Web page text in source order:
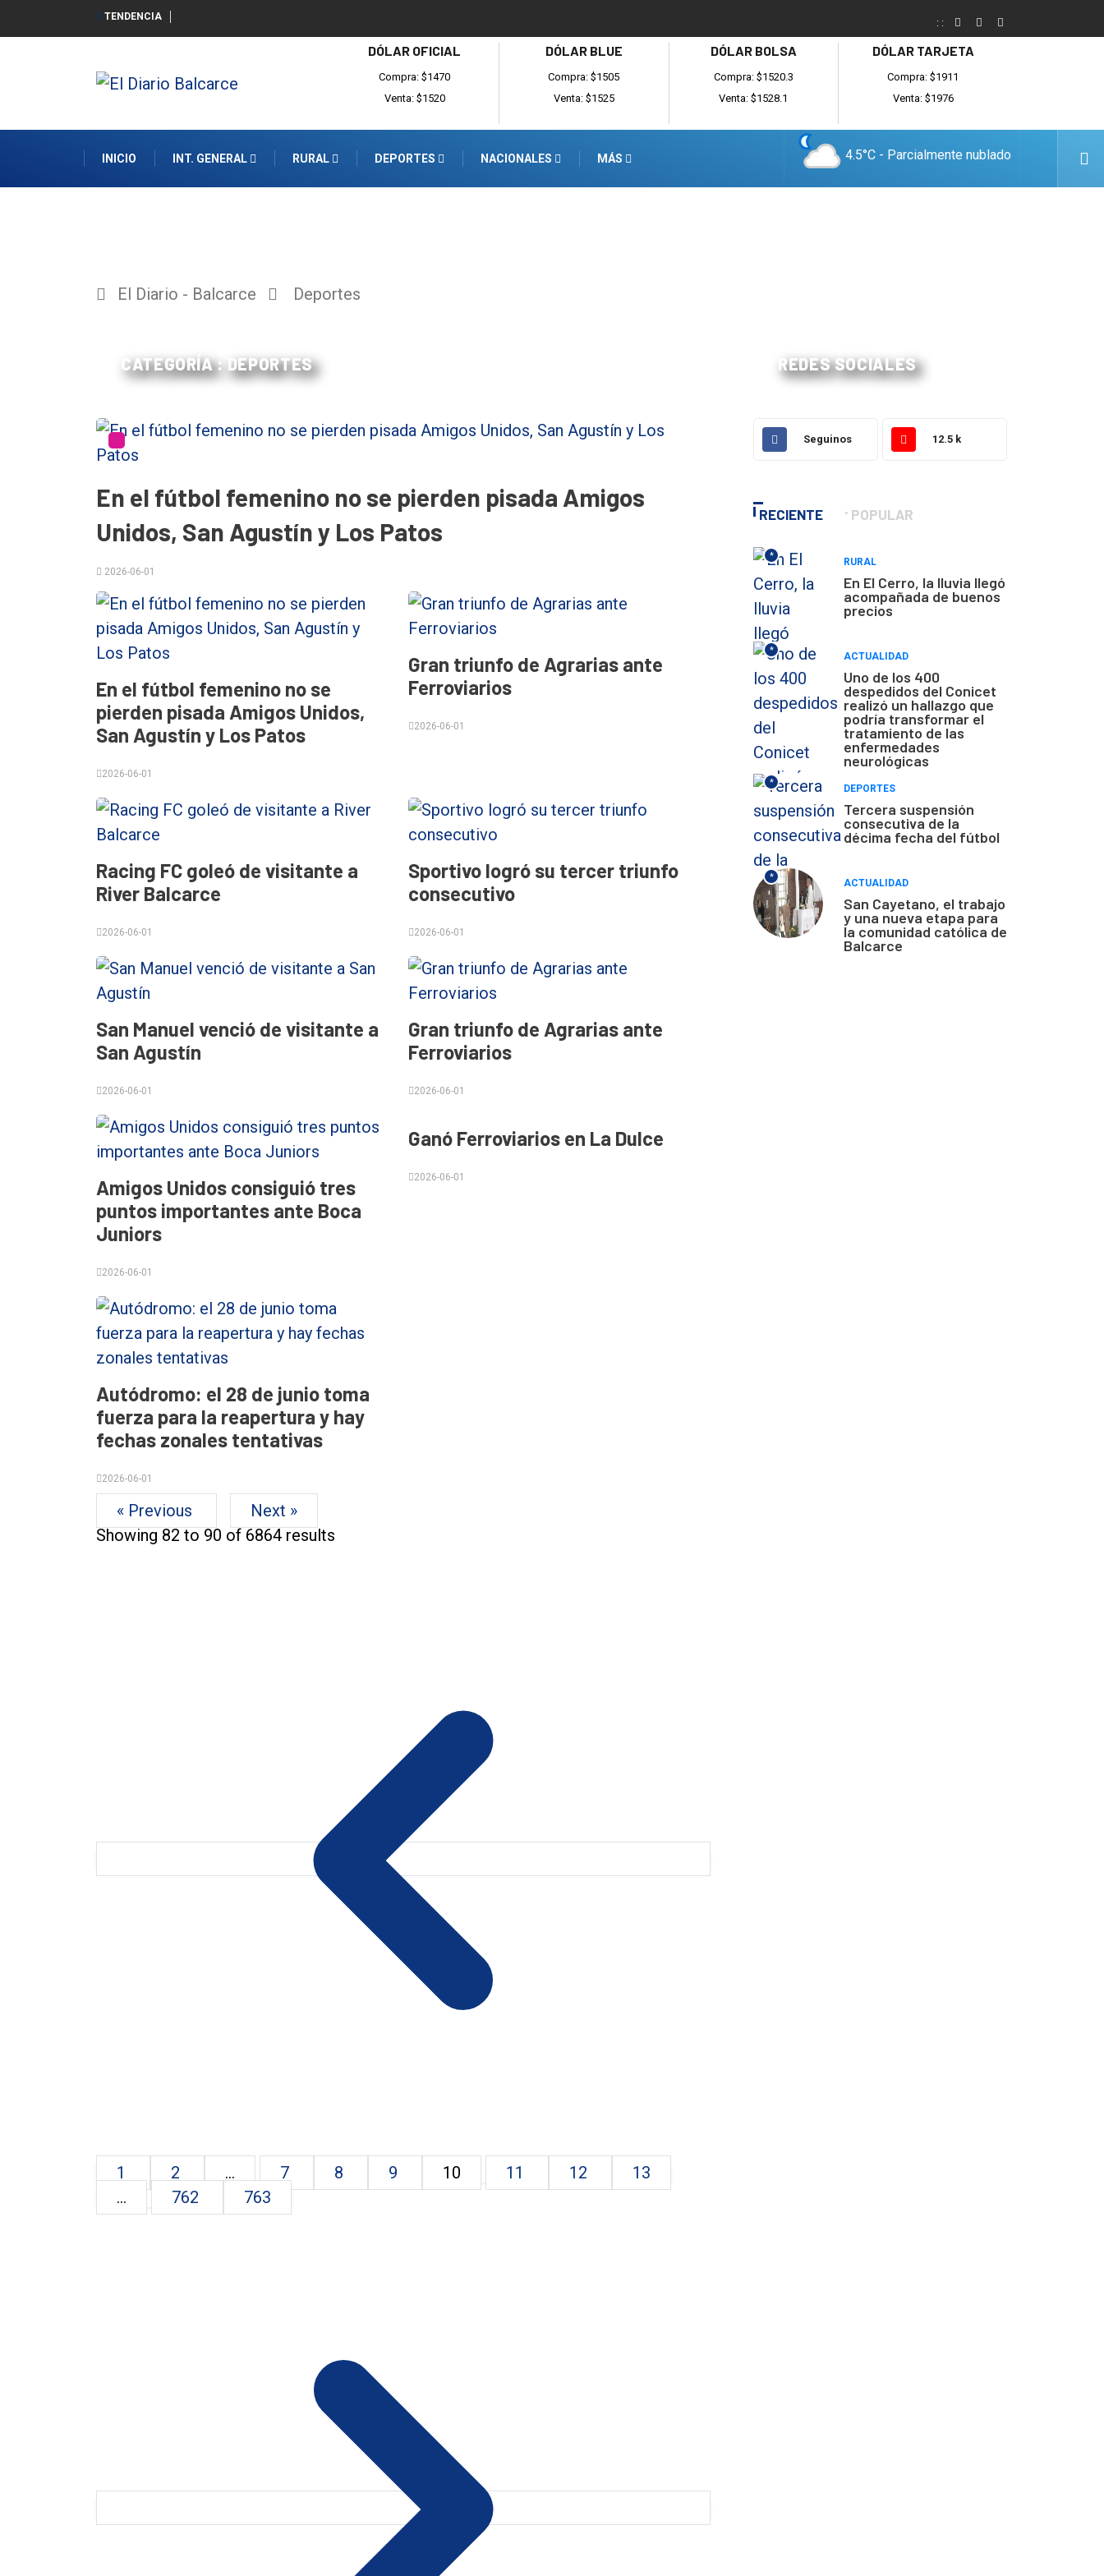
TENDENCIA : :
DÓLAR OFICIAL
Compra: $1470
Venta: $1520
DÓLAR BLUE
Compra: $1505
Venta: $1525
DÓLAR BOLSA
Compra: $1520.3
Venta: $1528.1
DÓLAR TARJETA
Compra: $1911
Venta: $1976
INICIO INT. GENERAL RURAL DEPORTES NACIONALES MÁS 4.5°C - Parcialmente nublado
El Diario - Balcarce Deportes
CATEGORÍA : DEPORTES
En el fútbol femenino no se pierden pisada Amigos
Unidos, San Agustín y Los Patos
2026-06-01
En el fútbol femenino no se
pierden pisada Amigos Unidos,
San Agustín y Los Patos
2026-06-01
Gran triunfo de Agrarias ante
Ferroviarios
2026-06-01
Racing FC goleó de visitante a
River Balcarce
2026-06-01
Sportivo logró su tercer triunfo
consecutivo
2026-06-01
San Manuel venció de visitante a
San Agustín
2026-06-01
Gran triunfo de Agrarias ante
Ferroviarios
2026-06-01
Amigos Unidos consiguió tres
puntos importantes ante Boca
Juniors
2026-06-01
Ganó Ferroviarios en La Dulce
2026-06-01
Autódromo: el 28 de junio toma
fuerza para la reapertura y hay
fechas zonales tentativas
2026-06-01
« Previous
Next »
Showing 82 to 90 of 6864 results
1 2 ... 7 8 9 10 11 12
13
...
762 763
REDES SOCIALES
Seguinos 12.5 k
RECIENTE POPULAR
*
RURAL
En El Cerro, la lluvia llegó
acompañada de buenos
precios
*
ACTUALIDAD
Uno de los 400
despedidos del Conicet
realizó un hallazgo que
podría transformar el
tratamiento de las
enfermedades
neurológicas
*
DEPORTES
Tercera suspensión
consecutiva de la
décima fecha del fútbol
*
ACTUALIDAD
San Cayetano, el trabajo
y una nueva etapa para
la comunidad católica de
Balcarce